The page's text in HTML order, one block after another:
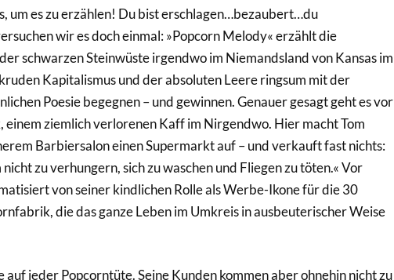
um es zu erzählen! Du bist erschlagen…bezaubert…du
wir es doch einmal: »Popcorn Melody« erzählt die
schwarzen Steinwüste irgendwo im Niemandsland von Kansas im
Kapitalismus und der absoluten Leere ringsum mit der
Poesie begegnen – und gewinnen. Genauer gesagt geht es vor
einem ziemlich verlorenen Kaff im Nirgendwo. Hier macht Tom
Barbiersalon einen Supermarkt auf – und verkauft fast nichts:
zu verhungern, sich zu waschen und Fliegen zu töten.« Vor
von seiner kindlichen Rolle als Werbe-Ikone für die 30
die das ganze Leben im Umkreis in ausbeuterischer Weise
jeder Popcorntüte. Seine Kunden kommen aber ohnehin nicht zu